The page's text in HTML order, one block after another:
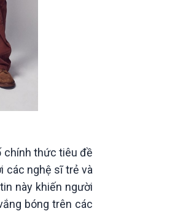
chính thức tiêu đề
các nghệ sĩ trẻ và
này khiến người
bóng trên các